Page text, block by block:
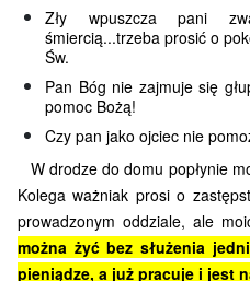
Zły wpuszcza pani
śmiercią...trzeba prosić o
Św.
Pan Bóg nie zajmuje się
pomoc Bożą!
Czy pan jako ojciec nie
W drodze do domu popłynie
Kolega ważniak prosi o
prowadzonym oddziale, ale
można żyć bez służenia
pieniądze, a już pracuje i jest